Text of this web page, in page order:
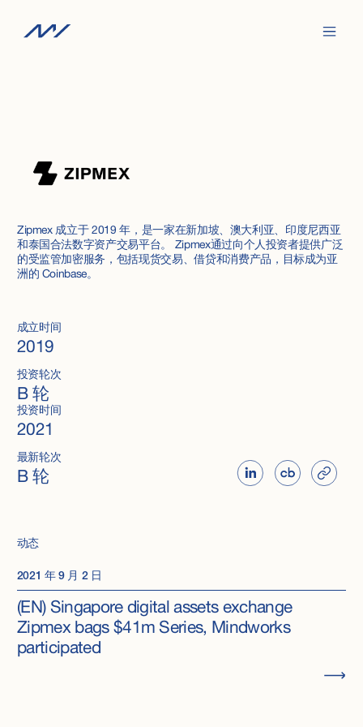
Zipmex 成立于 2019 年，是一家在新加坡、澳大利亚、印度尼西亚
和泰国合法数字资产交易平台。 Zipmex通过向个人投资者提供广泛
的受监管加密服务，包括现货交易、借贷和消费产品，目标成为亚
洲的 Coinbase。
成立时间
2019
投资轮次
B 轮
投资时间
2021
最新轮次
B 轮
动态
2021 年 9 月 2 日
(EN) Singapore digital assets exchange
Zipmex bags $41m Series, Mindworks
participated